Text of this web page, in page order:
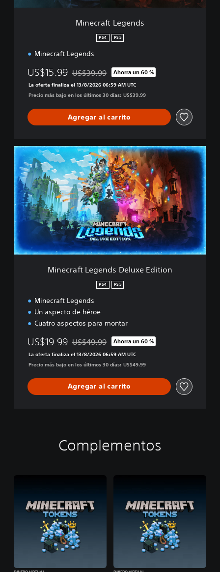
g
Minecraft Legends
PS4 PS5
Minecraft Legends
US$15.99 Rebajado del precio original de US$39.99
US$39.99 Ahorra un 60 %
La oferta finaliza el 13/8/2026 06:59 AM UTC
Precio más bajo en los últimos 30 días: US$39.99
Agregar al carrito
M
i
n
e
c
a
f
t
L
e
g
Minecraft Legends Deluxe Edition
PS4 PS5
Minecraft Legends
Un aspecto de héroe
Cuatro aspectos para montar
US$19.99 Rebajado del precio original de US$49.99
US$49.99 Ahorra un 60 %
La oferta finaliza el 13/8/2026 06:59 AM UTC
Precio más bajo en los últimos 30 días: US$49.99
Agregar al carrito
Complementos